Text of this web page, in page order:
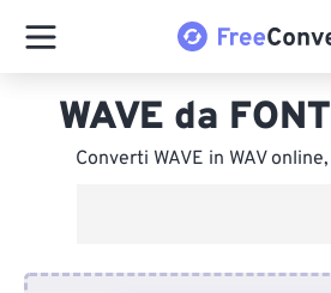
WAVE da
Converti WAVE in WAV